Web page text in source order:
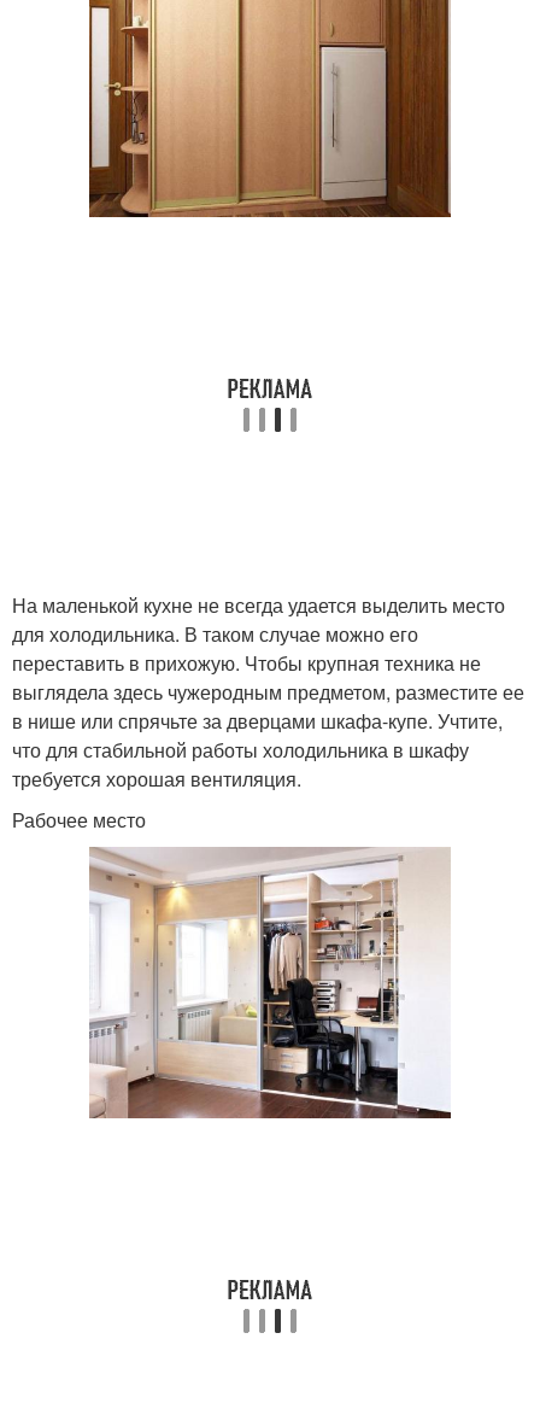
На маленькой кухне не всегда удается выделить место
для холодильника. В таком случае можно его
переставить в прихожую. Чтобы крупная техника не
выглядела здесь чужеродным предметом, разместите ее
в нише или спрячьте за дверцами шкафа-купе. Учтите,
что для стабильной работы холодильника в шкафу
требуется хорошая вентиляция.
Рабочее место